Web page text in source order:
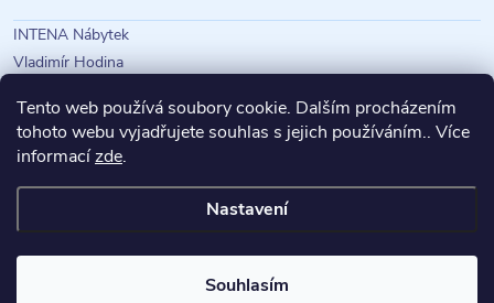
Tento web používá soubory cookie. Dalším procházením
tohoto webu vyjadřujete souhlas s jejich používáním.. Více
informacízde.
Nastavení
Souhlasím
INTENA Nábytek
Vladimír Hodina
Copyright 2026INTENA Nábytek. Všechna práva vyhrazena.